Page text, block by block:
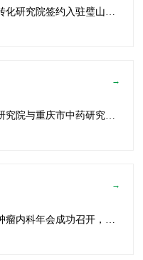
→
威斯腾转化研究院与重庆市中药研究院深化战略合作，共筑中医药产学研创新生态
→